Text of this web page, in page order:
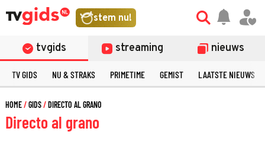
stem nu!
tvgids streaming nieuws
TV GIDS NU & STRAKS PRIMETIME GEMIST LAATSTE NIEUWS
HOME GIDS DIRECTO AL GRANO
Directo al grano